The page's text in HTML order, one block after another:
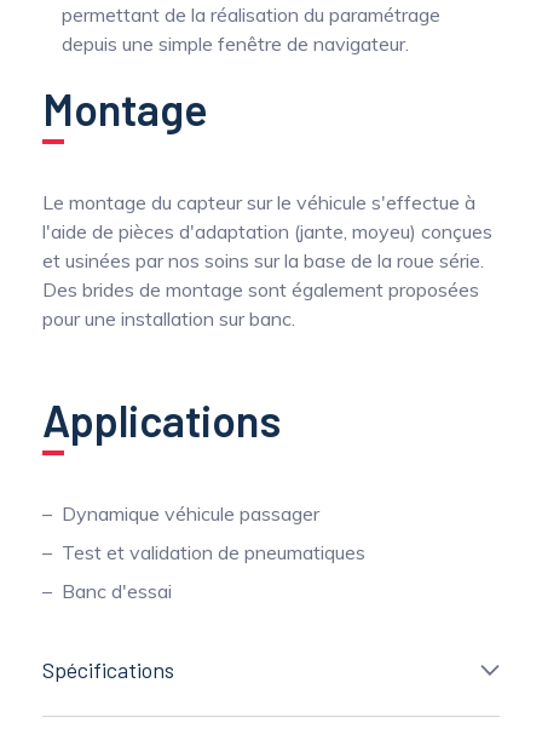
permettant de la réalisation du paramétrage
depuis une simple fenêtre de navigateur.
Montage
Le montage du capteur sur le véhicule s'effectue à
l'aide de pièces d'adaptation (jante, moyeu) conçues
et usinées par nos soins sur la base de la roue série.
Des brides de montage sont également proposées
pour une installation sur banc.
Applications
Dynamique véhicule passager
Test et validation de pneumatiques
Banc d'essai
Spécifications